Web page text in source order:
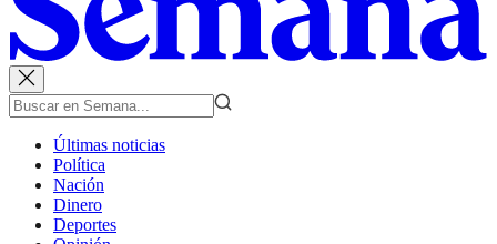
Últimas noticias
Política
Nación
Dinero
Deportes